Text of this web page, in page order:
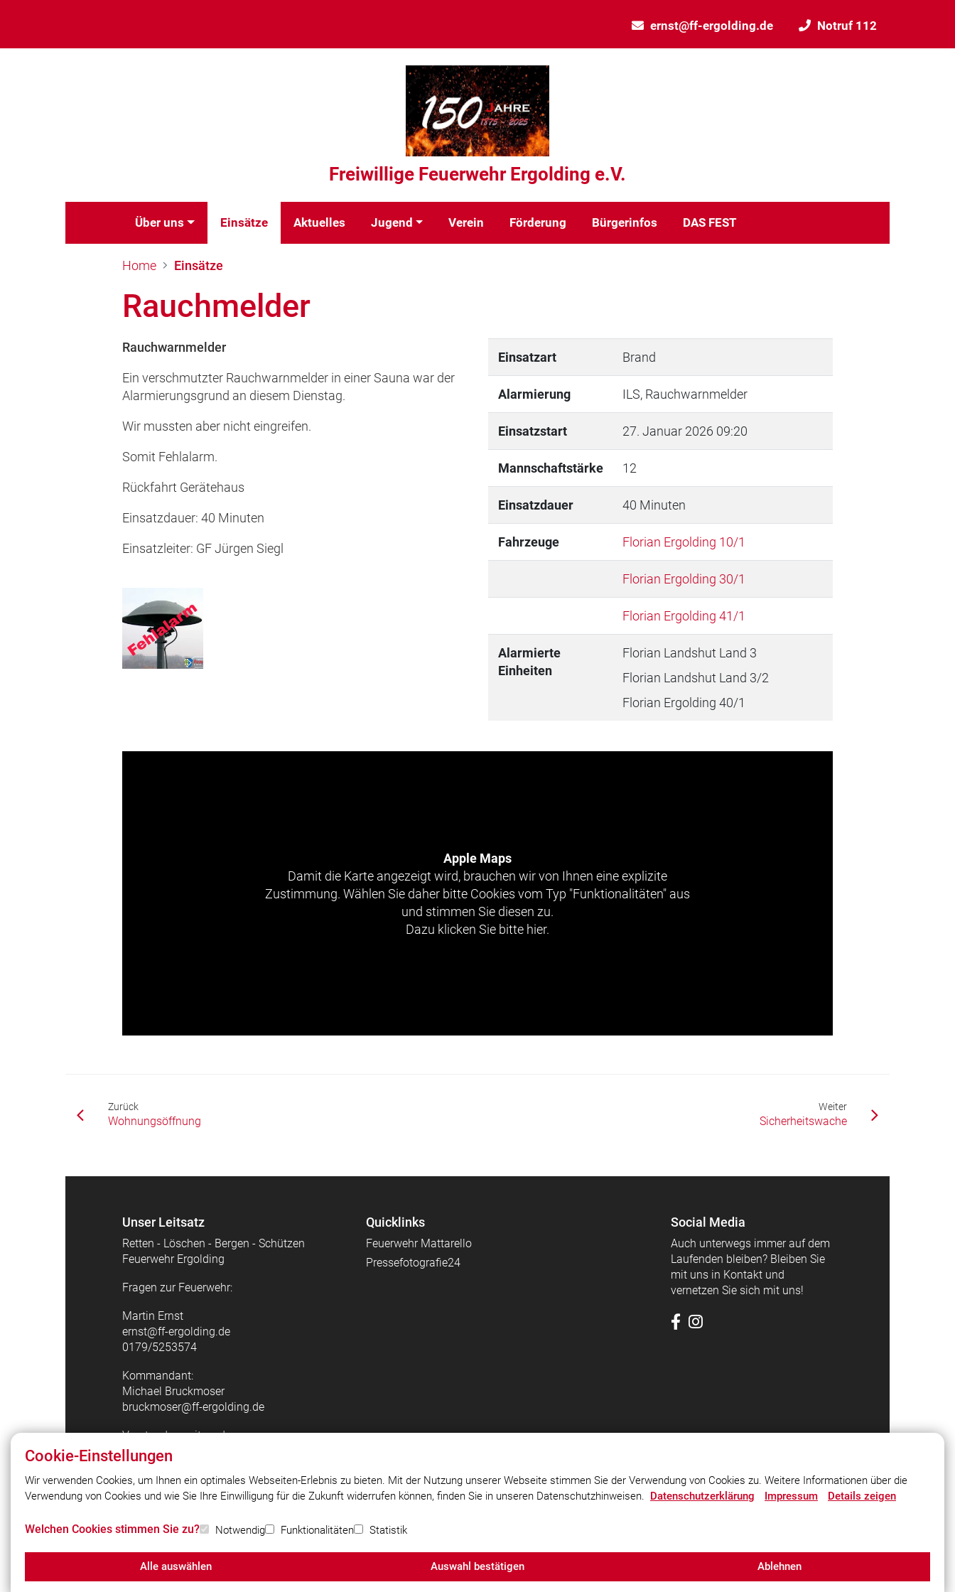
ernst@ff-ergolding.de Notruf 112
Freiwillige Feuerwehr Ergolding e.V.
Über uns Einsätze Aktuelles Jugend Verein Förderung Bürgerinfos DAS FEST
Home Einsätze
Rauchmelder
Rauchwarnmelder
Ein verschmutzter Rauchwarnmelder in einer Sauna war der
Alarmierungsgrund an diesem Dienstag.
Wir mussten aber nicht eingreifen.
Somit Fehlalarm.
Rückfahrt Gerätehaus
Einsatzdauer: 40 Minuten
Einsatzleiter: GF Jürgen Siegl
Einsatzart Brand
Alarmierung ILS, Rauchwarnmelder
Einsatzstart 27. Januar 2026 09:20
Mannschaftstärke 12
Einsatzdauer 40 Minuten
Fahrzeuge Florian Ergolding 10/1
Florian Ergolding 30/1
Florian Ergolding 41/1
Alarmierte
Einheiten
Florian Landshut Land 3
Florian Landshut Land 3/2
Florian Ergolding 40/1
Apple Maps
Damit die Karte angezeigt wird, brauchen wir von Ihnen eine explizite
Zustimmung. Wählen Sie daher bitte Cookies vom Typ "Funktionalitäten" aus
und stimmen Sie diesen zu.
Dazu klicken Sie bitte hier.
Zurück
Wohnungsöffnung
Weiter
Sicherheitswache
Unser Leitsatz
Retten - Löschen - Bergen - Schützen
Feuerwehr Ergolding
Fragen zur Feuerwehr:
Martin Ernst
ernst@ff-ergolding.de
0179/5253574
Kommandant:
Michael Bruckmoser
bruckmoser@ff-ergolding.de
Vorstandsvorsitzender:
Andreas Tauber
taubera@ff-ergolding.de
NOTRUF 112
Quicklinks
Feuerwehr Mattarello
Pressefotografie24
Social Media
Auch unterwegs immer auf dem
Laufenden bleiben? Bleiben Sie
mit uns in Kontakt und
vernetzen Sie sich mit uns!
© 2026 Freiwillige Feuerwehr Ergolding e.V. Impressum
Cookie-Einstellungen
Wir verwenden Cookies, um Ihnen ein optimales Webseiten-Erlebnis zu bieten. Mit der Nutzung unserer Webseite stimmen Sie der Verwendung von Cookies zu. Weitere Informationen über die
Verwendung von Cookies und wie Sie Ihre Einwilligung für die Zukunft widerrufen können, finden Sie in unseren Datenschutzhinweisen. Datenschutzerklärung Impressum Details zeigen
Welchen Cookies stimmen Sie zu? Notwendig Funktionalitäten Statistik
Alle auswählen Auswahl bestätigen Ablehnen